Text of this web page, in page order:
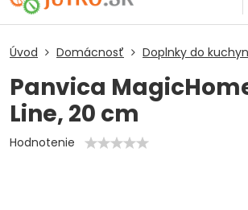
Úvod Domácnosť Doplnky do
Panvica
Line, 20 cm
Hodnotenie